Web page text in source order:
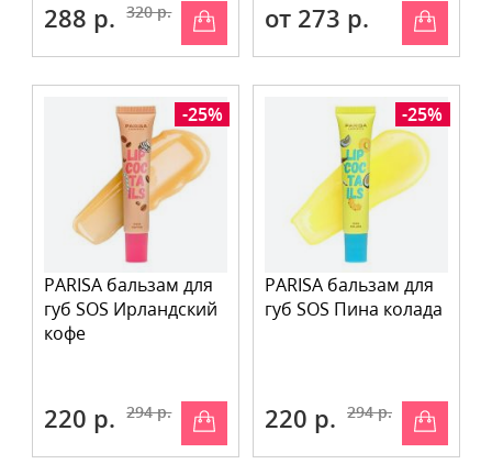
288 р. 320 р. от 273 р.
-25%
PARISA бальзам для
губ SOS Ирландский
кофе
220 р. 294 р.
-25%
PARISA бальзам для
губ SOS Пина колада
220 р. 294 р.